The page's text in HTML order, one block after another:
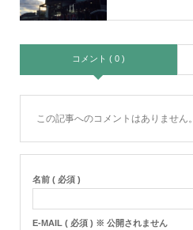
コメント ( 0 )
この記事へのコメントはありません。
名前 ( 必須 )
E-MAIL ( 必須 ) ※ 公開されません